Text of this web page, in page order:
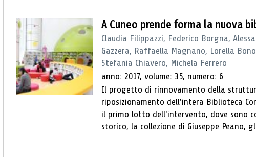
A Cuneo prende forma la nuova
Claudia Filippazzi, Federico Borgna,
Gazzera, Raffaella Magnano, Lorella
Stefania Chiavero, Michela Ferrero
anno: 2017, volume: 35, numero: 6
Il progetto di rinnovamento della
riposizionamento dell'intera Biblioteca
il primo lotto dell'intervento, dove sono
storico, la collezione di Giuseppe Peano,